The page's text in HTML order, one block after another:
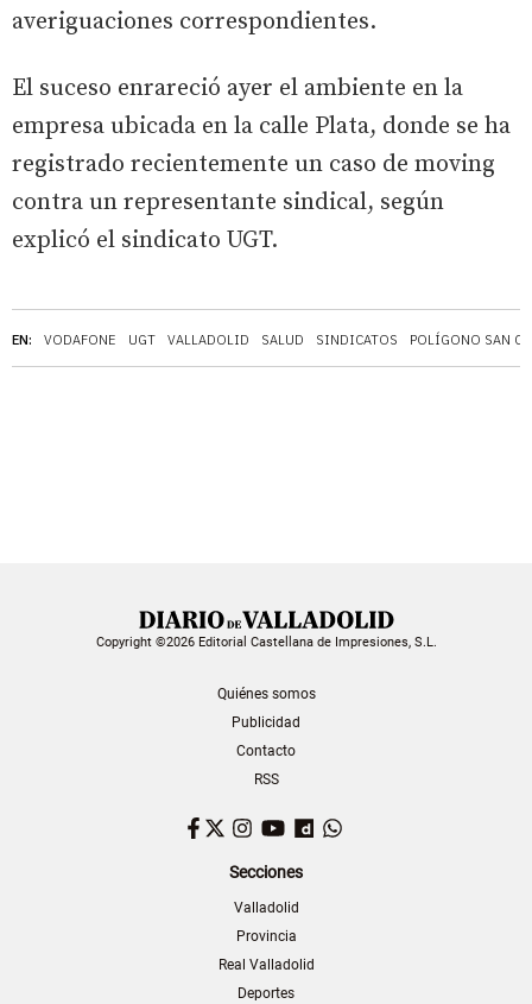
EN: VODAFONE UGT VALLADOLID SALUD SINDICATOS POLÍGONO SAN
averiguaciones correspondientes.
El suceso enrareció ayer el ambiente en la
empresa ubicada en la calle Plata, donde se ha
registrado recientemente un caso de moving
contra un representante sindical, según
explicó el sindicato UGT.
Copyright ©2026 Editorial Castellana de Impresiones, S.L.
Quiénes somos
Publicidad
Contacto
RSS
Facebook
TwitterInstagram
YouTubeDailymotion
Secciones
Valladolid
Provincia
Real Valladolid
Deportes